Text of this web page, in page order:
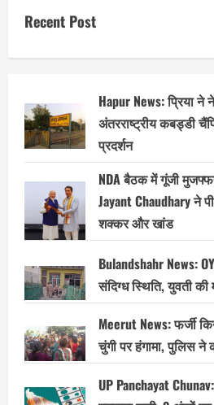
Recent Post
Hapur News: प्रिया
अंतरराष्ट्रीय कबड्डी
प्रदर्शन
NDA बैठक में गूंजी
Jayant Chaudhary ने
शक्कर और खांड
Bulandshahr News:
संदिग्ध स्थिति, युवती
Meerut News: फर्जी
चुंगी पर हंगामा, पुलिस ने
UP Panchayat